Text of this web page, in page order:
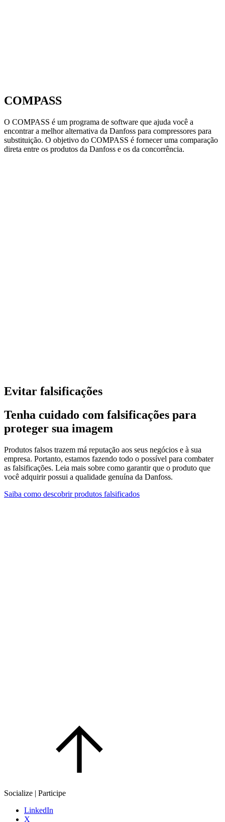
COMPASS
O COMPASS é um programa de software que ajuda você a
encontrar a melhor alternativa da Danfoss para compressores para
substituição. O objetivo do COMPASS é fornecer uma comparação
direta entre os produtos da Danfoss e os da concorrência.
Evitar falsificações
Tenha cuidado com falsificações para
proteger sua imagem
Produtos falsos trazem má reputação aos seus negócios e à sua
empresa. Portanto, estamos fazendo todo o possível para combater
as falsificações. Leia mais sobre como garantir que o produto que
você adquirir possui a qualidade genuína da Danfoss.
Saiba como descobrir produtos falsificados
Socialize | Participe
LinkedIn
X